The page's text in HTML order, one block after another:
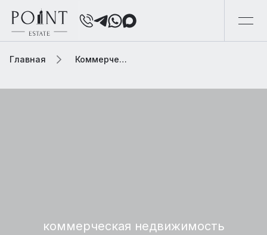
Главная Коммерческая элитная недвижимость
коммерческая недвижимость